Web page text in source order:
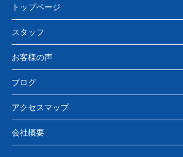
トップページ
スタッフ
お客様の声
ブログ
アクセスマップ
会社概要